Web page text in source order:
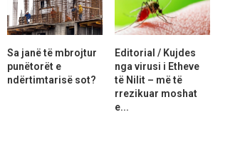
Sa janë të mbrojtur
punëtorët e
ndërtimtarisë sot?
Editorial / Kujdes
nga virusi i Etheve
të Nilit – më të
rrezikuar moshat
e...